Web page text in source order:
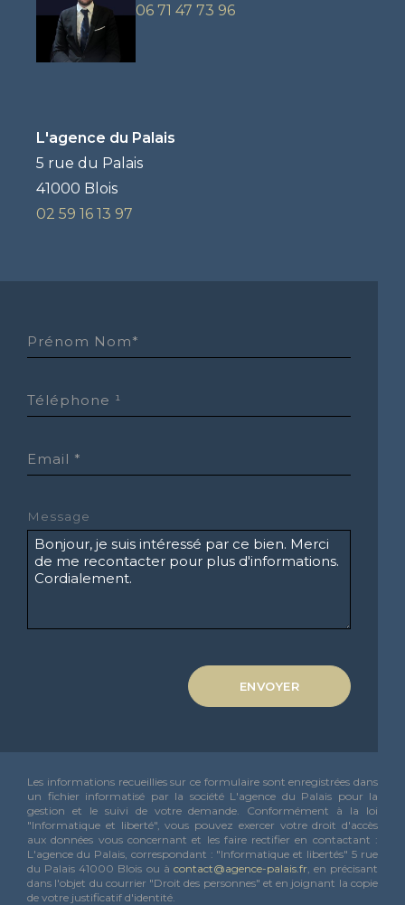
06 71 47 73 96
L'agence du Palais
5 rue du Palais
41000 Blois
02 59 16 13 97
Prénom Nom*
Téléphone ¹
Email *
Message
ENVOYER
Les informations recueillies sur ce formulaire sont enregistrées dans
un fichier informatisé par la société L'agence du Palais pour la
gestion et le suivi de votre demande. Conformément à la loi
"Informatique et liberté", vous pouvez exercer votre droit d'accès
aux données vous concernant et les faire rectifier en contactant :
L'agence du Palais, correspondant : "Informatique et libertés" 5 rue
du Palais 41000 Blois ou à contact@agence-palais.fr, en précisant
dans l'objet du courrier "Droit des personnes" et en joignant la copie
de votre justificatif d'identité.